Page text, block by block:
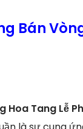
Bán
Tang Lễ